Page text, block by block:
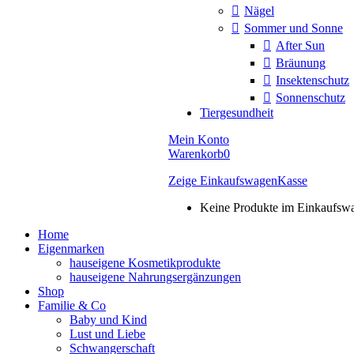
Nägel
Sommer und Sonne
After Sun
Bräunung
Insektenschutz
Sonnenschutz
Tiergesundheit
Mein Konto
Warenkorb0
Zeige EinkaufswagenKasse
Keine Produkte im
Home
Eigenmarken
hauseigene Kosmetikprodukte
hauseigene Nahrungsergänzungen
Shop
Familie & Co
Baby und Kind
Lust und Liebe
Schwangerschaft